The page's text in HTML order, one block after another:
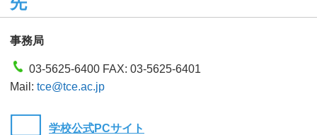
事務局
03-5625-6400 FAX: 03-5625-6401
Mail: tce@tce.ac.jp
学校公式PCサイト